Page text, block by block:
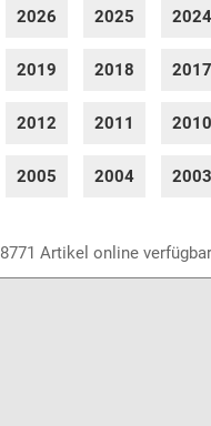
2026 2025
2019 2018
2012 2011
2005 2004
8771 Artikel online